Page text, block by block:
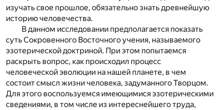
изучать свое прошлое, обязательно знать древнейшую
историю человечества.
В данном исследовании предполагается показать
суть Сокровенного Восточного учения, называемого
эзотерической доктриной. При этом попытаемся
раскрыть вопрос, как происходил процесс
человеческой эволюции на нашей планете, в чем
состоит смысл жизни человека, задуманного Творцом.
Для этого воспользуемся имеющимися эзотерическими
сведениями, в том числе из интереснейшего труда,